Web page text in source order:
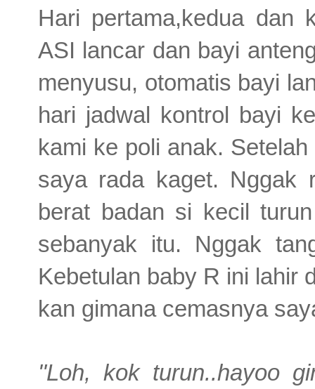
Hari pertama,kedua dan
ASI lancar dan bayi
menyusu, otomatis bayi
hari jadwal kontrol bayi
kami ke poli anak.
saya rada kaget. Nggak
berat badan si kecil
sebanyak itu. Nggak
Kebetulan baby R ini lahir
kan gimana cemasnya
"Loh, kok turun..hayoo